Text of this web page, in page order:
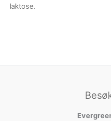
laktose.